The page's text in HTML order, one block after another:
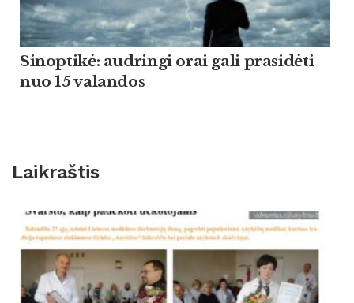
Sinoptikė: audringi orai gali prasidėti
nuo 15 valandos
Laikraštis